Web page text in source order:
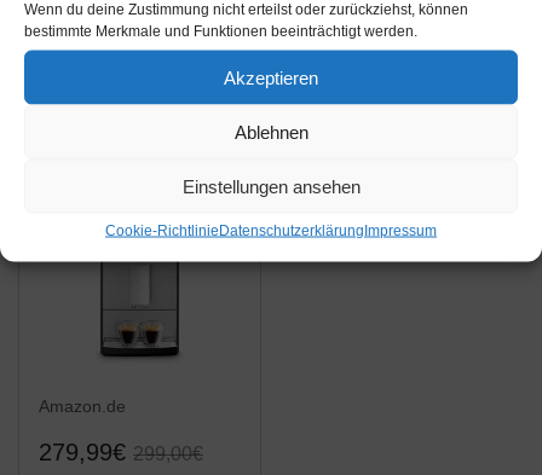
Wenn du deine Zustimmung nicht erteilst oder zurückziehst, können
bestimmte Merkmale und Funktionen beeinträchtigt werden.
Akzeptieren
Ablehnen
Einstellungen ansehen
Cookie-RichtlinieDatenschutzerklärungImpressum
automatische
Funktion, Milchsystem
Vollautomatische
weiß – (freistehend,
Kaffeemaschine, weiß,
Amazon.de
279,99€ 299,00€